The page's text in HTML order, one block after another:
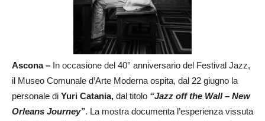
Ascona – In occasione del 40° anniversario del Festival Jazz,
il Museo Comunale d’Arte Moderna ospita, dal 22 giugno la
personale di Yuri Catania, dal titolo “Jazz off the Wall – New
Orleans Journey”. La mostra documenta l’esperienza vissuta